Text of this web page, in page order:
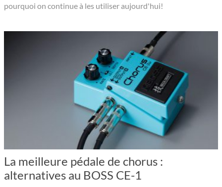
pourquoi on continue à les utiliser aujourd'hui!
La meilleure pédale de chorus :
alternatives au BOSS CE-1